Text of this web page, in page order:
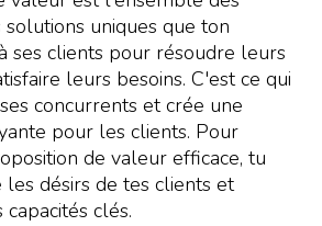
uniques que ton
ses clients pour résoudre leurs
leurs besoins. C'est ce qui
concurrents et crée une
pour les clients. Pour
de valeur efficace, tu
désirs de tes clients et
clés.